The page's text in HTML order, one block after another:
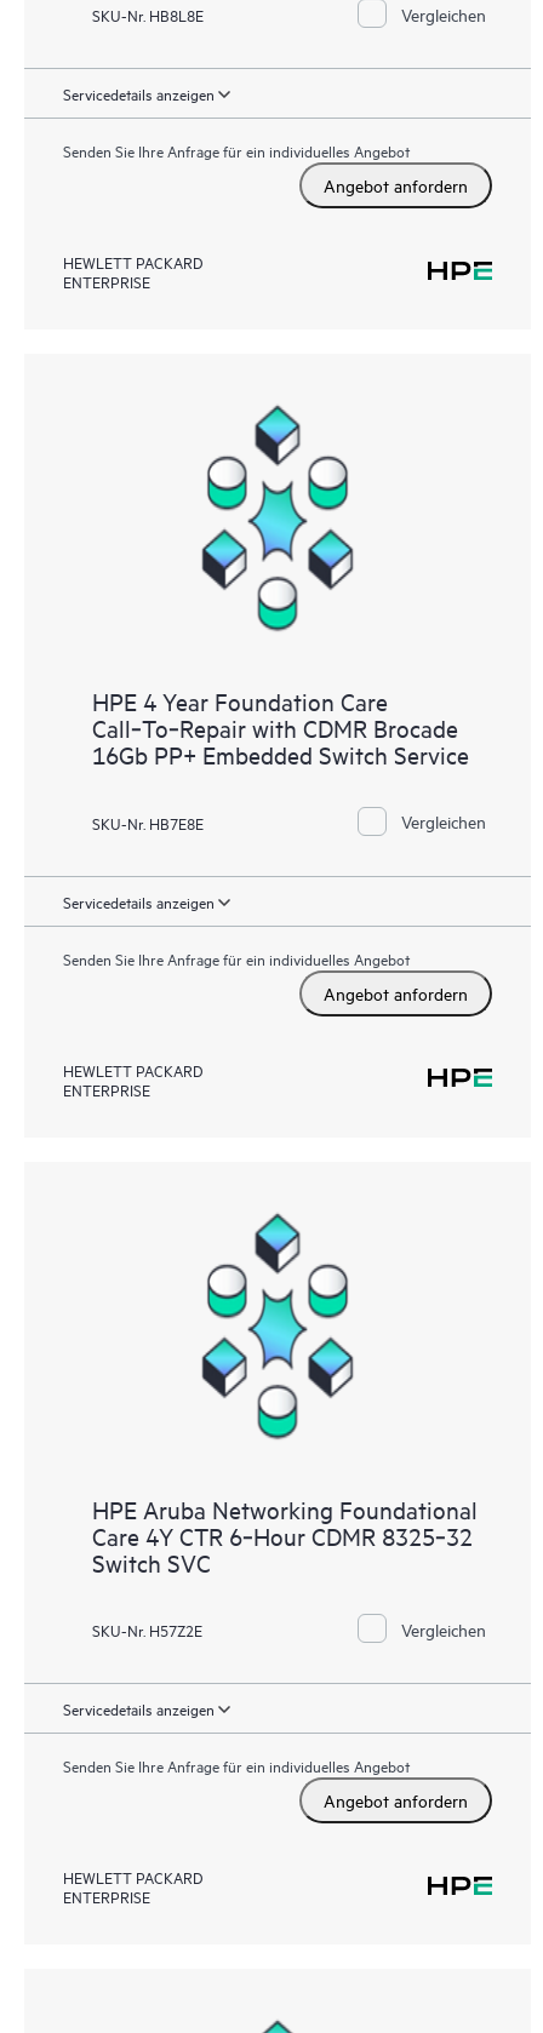
SKU-Nr. HB8L8E Vergleichen
Servicedetails anzeigen
Senden Sie Ihre Anfrage für ein individuelles Angebot
Angebot anfordern
HEWLETT PACKARD
ENTERPRISE
HPE 4 Year Foundation Care
Call‑To‑Repair with CDMR Brocade
16Gb PP+ Embedded Switch Service
SKU-Nr. HB7E8E Vergleichen
Servicedetails anzeigen
Senden Sie Ihre Anfrage für ein individuelles Angebot
Angebot anfordern
HEWLETT PACKARD
ENTERPRISE
HPE Aruba Networking Foundational
Care 4Y CTR 6‑Hour CDMR 8325‑32
Switch SVC
SKU-Nr. H57Z2E Vergleichen
Servicedetails anzeigen
Senden Sie Ihre Anfrage für ein individuelles Angebot
Angebot anfordern
HEWLETT PACKARD
ENTERPRISE